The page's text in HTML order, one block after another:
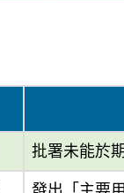
批署未能於